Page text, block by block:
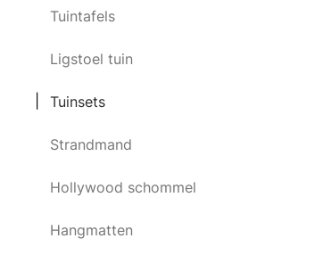
Tuintafels
Ligstoel tuin
Tuinsets
Strandmand
Hollywood schommel
Hangmatten